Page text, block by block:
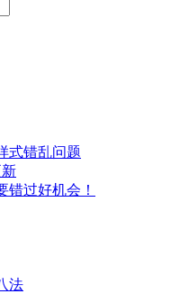
式错乱问题
错过好机会！
法